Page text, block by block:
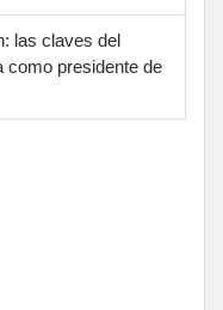
las claves del
como presidente de